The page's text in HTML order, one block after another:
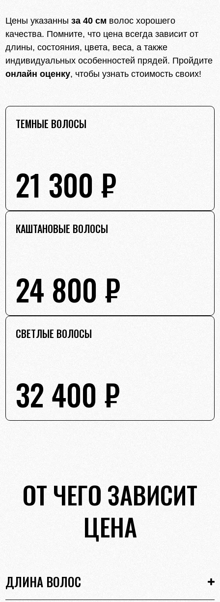
Цены указанныза 40 см волос хорошего
качества. Помните, что цена всегда зависит от
длины, состояния, цвета, веса, а также
индивидуальных особенностей прядей. Пройдите
онлайн оценку, чтобы узнать стоимость своих!
ТЕМНЫЕ ВОЛОСЫ
21 300 ₽
КАШТАНОВЫЕ ВОЛОСЫ
24 800 ₽
СВЕТЛЫЕ ВОЛОСЫ
32 400 ₽
ОТ ЧЕГО ЗАВИСИТ
ЦЕНА
ДЛИНА ВОЛОС